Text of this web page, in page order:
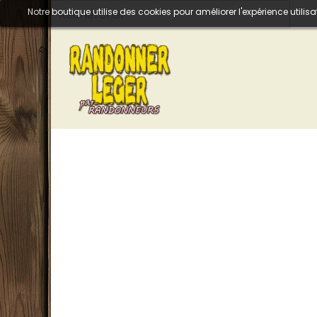
Notre boutique utilise des cookies pour améliorer l'expérience